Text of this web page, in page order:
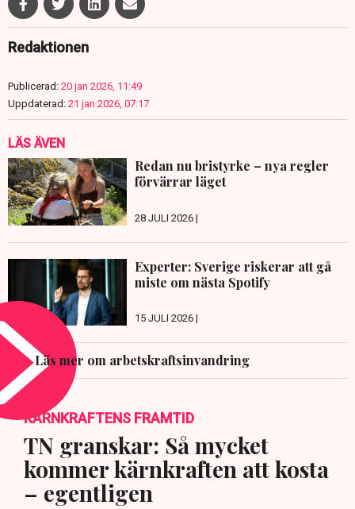
Redaktionen
Publicerad: 20 jan 2026, 11:49
Uppdaterad: 21 jan 2026, 07:17
LÄS ÄVEN
Redan nu bristyrke – nya regler
förvärrar läget
28 JULI 2026 |
Experter: Sverige riskerar att gå
miste om nästa Spotify
15 JULI 2026 |
Läs mer om arbetskraftsinvandring
KÄRNKRAFTENS FRAMTID
TN granskar: Så mycket
kommer kärnkraften att kosta
– egentligen